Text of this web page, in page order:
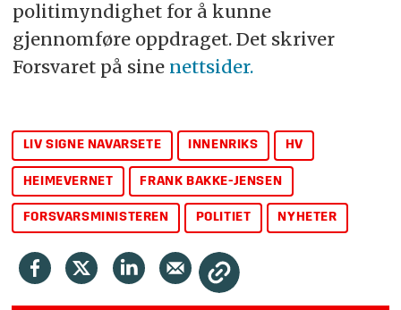
politimyndighet for å kunne
gjennomføre oppdraget. Det skriver
Forsvaret på sine nettsider.
LIV SIGNE NAVARSETE INNENRIKS HV
HEIMEVERNET FRANK BAKKE-JENSEN
FORSVARSMINISTEREN POLITIET NYHETER